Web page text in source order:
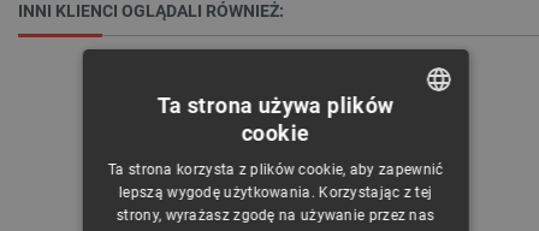
INNI KLIENCI OGLĄDALI RÓWNIEŻ:
CZECH
ENGLISH
Ta strona używa plików
cookie
Ta strona korzysta z plików cookie, aby zapewnić
lepszą wygodę użytkowania. Korzystając z tej
strony, wyrażasz zgodę na używanie przez nas